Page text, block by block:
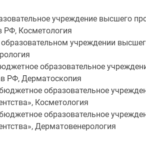
учреждение высшего
РФ, Косметология
учреждении
образовательное
РФ, Дерматоскопия
образовательное
Косметология
образовательное
Дерматовенерология